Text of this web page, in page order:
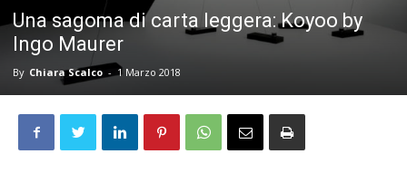
Una sagoma di carta leggera: Koyoo by
Ingo Maurer
By Chiara Scalco - 1 Marzo 2018